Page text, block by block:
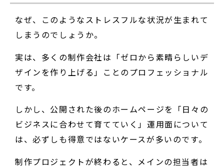
なぜ、このようなストレスフルな状況が生まれて
しまうのでしょうか。
実は、多くの制作会社は「ゼロから素晴らしいデ
ザインを作り上げる」ことのプロフェッショナル
です。
しかし、公開された後のホームページを「日々の
ビジネスに合わせて育てていく」運用面について
は、必ずしも得意ではないケースが多いのです。
制作プロジェクトが終わると、メインの担当者は